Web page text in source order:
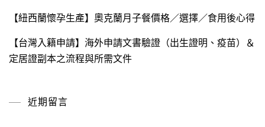
【紐西蘭懷孕生產】奧克蘭月子餐價格／選擇／食用後心得
【台灣入籍申請】海外申請文書驗證（出生證明、疫苗）＆
定居證副本之流程與所需文件
近期留言